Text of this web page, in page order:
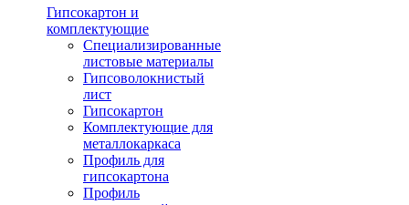
Гипсокартон и
комплектующие
Специализированные
листовые материалы
Гипсоволокнистый
лист
Гипсокартон
Комплектующие для
металлокаркаса
Профиль для
гипсокартона
Профиль